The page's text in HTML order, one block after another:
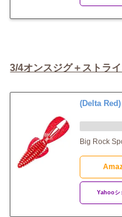
3/4オンスジグ＋ストラ
(Delta
Big Rock
Yahooシ